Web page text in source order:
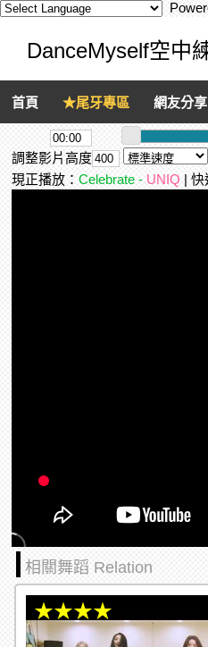
DanceMyself空中
首頁 ★尾牙專區 網友分享
調整影片高度
現正播放：Celebrate - UNIQ | 快
相關舞蹈 Relation
★★★★